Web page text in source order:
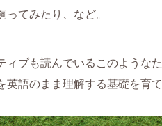
ってみたり、など。
ィブも読んでいるこのような
英語のまま理解する基礎を育て